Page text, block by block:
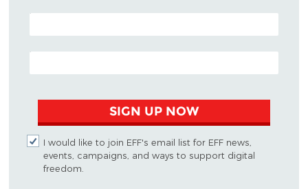
POSTAL CODE (OPTIONAL)
EMAIL ADDRESS
SIGN UP NOW
I would like to join EFF's email list for EFF news,
events, campaigns, and ways to support digital
freedom.